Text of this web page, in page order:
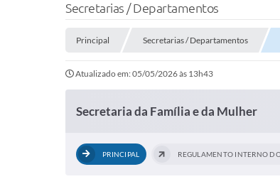
Secretarias / Departamentos
Principal Secretarias / Departamentos
Atualizado em: 05/05/2026 às 13h43
Secretaria da Família e da Mulher
PRINCIPAL